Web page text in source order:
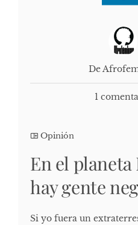
De
1
Opinión
En el planeta
hay gente
Si yo fuera un